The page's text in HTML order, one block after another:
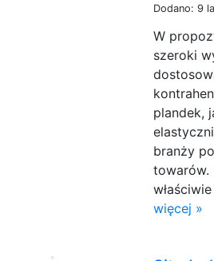
Dodano: 9
W
szeroki
plandek,
branży
towarów.
więcej »